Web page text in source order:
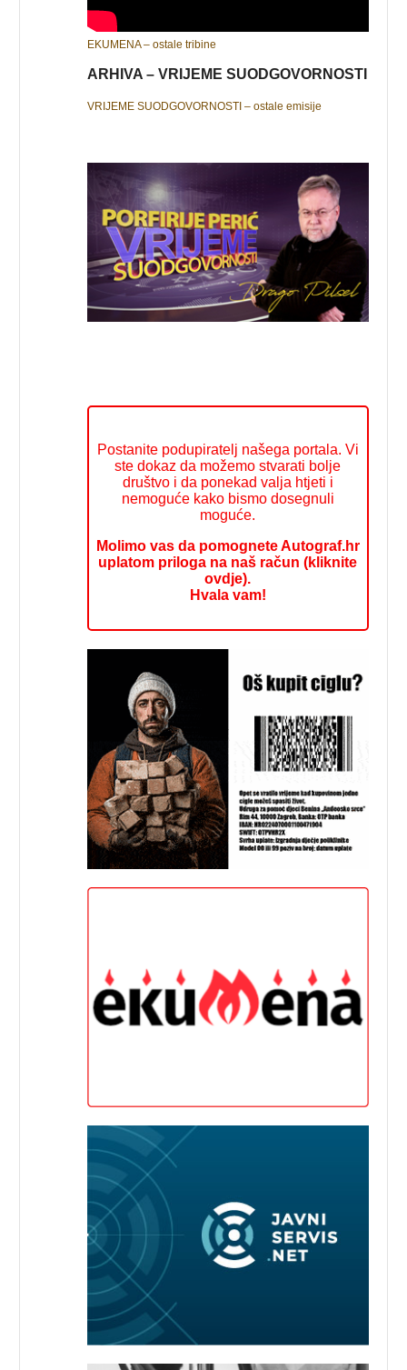
EKUMENA – ostale tribine
ARHIVA – VRIJEME SUODGOVORNOSTI
VRIJEME SUODGOVORNOSTI – ostale emisije
Postanite podupiratelj našega portala. Vi
ste dokaz da možemo stvarati bolje
društvo i da ponekad valja htjeti i
nemoguće kako bismo dosegnuli
moguće.
Molimo vas da pomognete Autograf.hr
uplatom priloga na naš račun (kliknite
ovdje).
Hvala vam!